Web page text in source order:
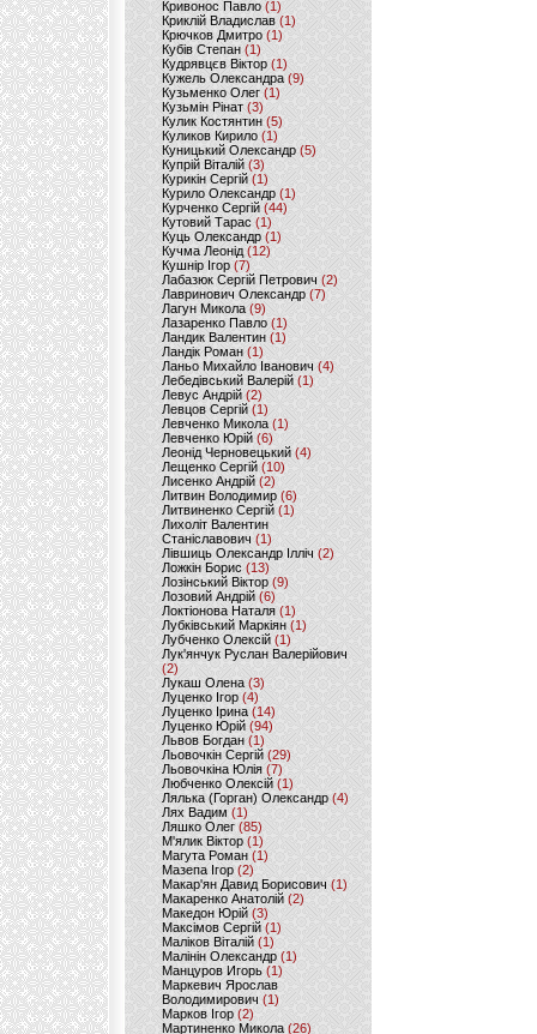
Кривонос Павло (1)
Криклій Владислав (1)
Крючков Дмитро(1)
Кубів Степан(1)
Кудрявцєв Віктор (1)
Кужель Олександра (9)
Кузьменко Олег (1)
Кузьмін Рінат(3)
Кулик Костянтин(5)
Куликов Кирило (1)
Куницький Олександр (5)
Купрій Віталій (3)
Курикін Сергій(1)
Курило Олександр (1)
Курченко Сергій (44)
Кутовий Тарас (1)
Куць Олександр (1)
Кучма Леонід (12)
Кушнір Ігор(7)
Лабазюк Сергій Петрович (2)
Лавринович Олександр(7)
Лагун Микола(9)
Лазаренко Павло (1)
Ландик Валентин (1)
Ландік Роман (1)
Ланьо Михайло Іванович(4)
Лебедівський Валерій(1)
Левус Андрій(2)
Левцов Сергій (1)
Левченко Микола (1)
Левченко Юрій (6)
Леонід Черновецький (4)
Лещенко Сергій (10)
Лисенко Андрій (2)
Литвин Володимир (6)
Литвиненко Сергій (1)
Лихоліт Валентин
Станіславович (1)
Лівшиць Олександр Ілліч (2)
Ложкін Борис(13)
Лозінський Віктор(9)
Лозовий Андрій (6)
Локтіонова Наталя (1)
Лубківський Маркіян(1)
Лубченко Олексій (1)
Лук'янчук Руслан Валерійович
(2)
Лукаш Олена (3)
Луценко Ігор (4)
Луценко Ірина (14)
Луценко Юрій (94)
Львов Богдан (1)
Льовочкін Сергій (29)
Льовочкіна Юлія(7)
Любченко Олексій(1)
Лялька (Горган) Олександр(4)
Лях Вадим (1)
Ляшко Олег (85)
М'ялик Віктор(1)
Магута Роман(1)
Мазепа Ігор (2)
Макар'ян Давид Борисович(1)
Макаренко Анатолій (2)
Македон Юрій(3)
Максімов Сергій (1)
Маліков Віталій (1)
Малінін Олександр (1)
Манцуров Игорь (1)
Маркевич Ярослав
Володимирович (1)
Марков Ігор (2)
Мартиненко Микола (26)